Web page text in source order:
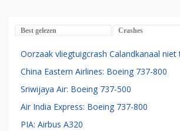
Best gelezen Crashes
Oorzaak vliegtuigcrash Calandkanaal niet
China Eastern Airlines: Boeing 737-800
Sriwijaya Air: Boeing 737-500
Air India Express: Boeing 737-800
PIA: Airbus A320